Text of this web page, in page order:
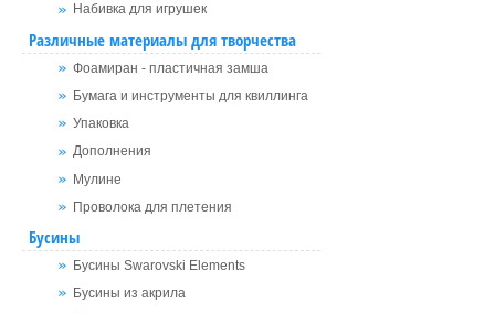
Набивка для игрушек
Различные материалы для творчества
Фоамиран - пластичная замша
Бумага и инструменты для квиллинга
Упаковка
Дополнения
Мулине
Проволока для плетения
Бусины
Бусины Swarovski Elements
Бусины из акрила